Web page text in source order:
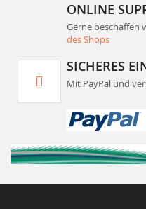
ONLINE
Gerne beschaffen
des Shops
SICHERES
Mit PayPal und